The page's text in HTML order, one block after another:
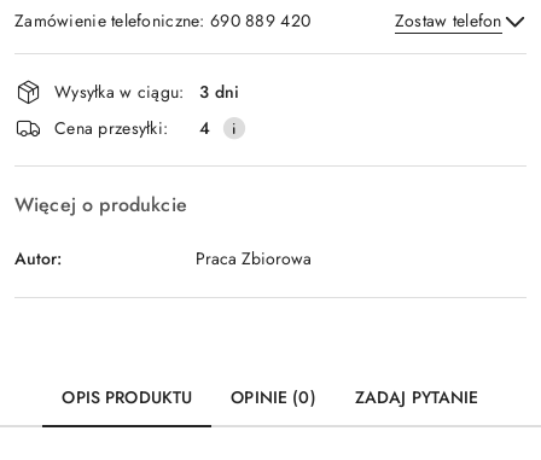
Zamówienie telefoniczne: 690 889 420 Zostaw telefon
Wyślij
Dostępność
i
dostawa
Wysyłka w ciągu:
3 dni
Cena przesyłki:
4
Więcej o produkcie
Autor: Praca Zbiorowa
OPIS PRODUKTU OPINIE (0) ZADAJ PYTANIE